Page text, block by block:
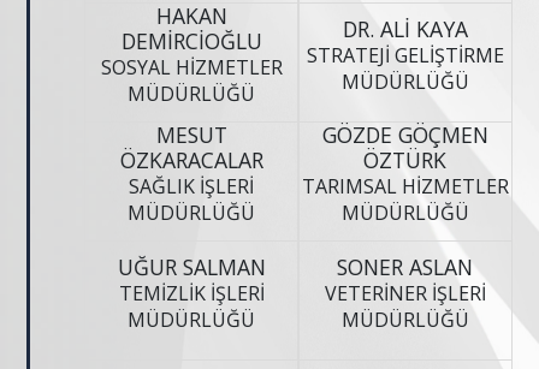
HAKAN
DEMİRCİOĞLU
SOSYAL HİZMETLER
MÜDÜRLÜĞÜ
DR. ALİ KAYA
STRATEJİ GELİŞTİRME
MÜDÜRLÜĞÜ
MESUT
ÖZKARACALAR
SAĞLIK İŞLERİ
MÜDÜRLÜĞÜ
GÖZDE GÖÇMEN
ÖZTÜRK
TARIMSAL HİZMETLER
MÜDÜRLÜĞÜ
UĞUR SALMAN
TEMİZLİK İŞLERİ
MÜDÜRLÜĞÜ
SONER ASLAN
VETERİNER İŞLERİ
MÜDÜRLÜĞÜ